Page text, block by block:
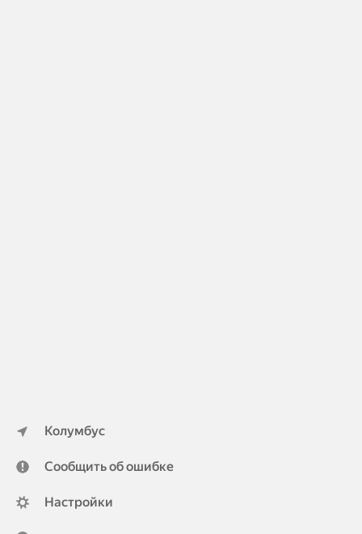
Колумбус
Сообщить об ошибке
Настройки